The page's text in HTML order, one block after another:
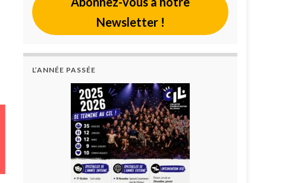
Newsletter !
L’ANNÉE PASSÉE